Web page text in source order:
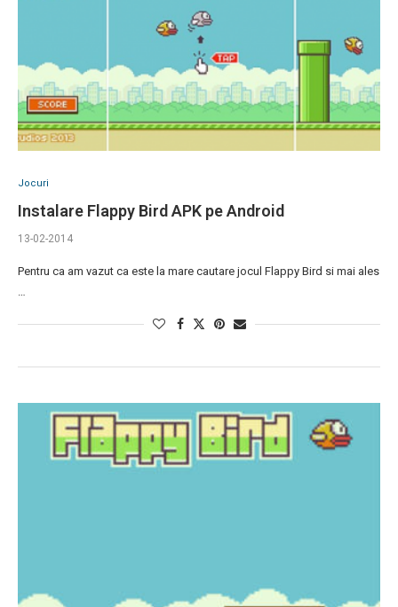
Jocuri
Instalare Flappy Bird APK pe Android
13-02-2014
Pentru ca am vazut ca este la mare cautare jocul Flappy Bird si mai ales
…